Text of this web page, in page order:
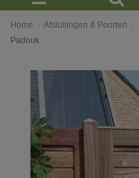
Home Afsluitingen & Poorten
Padouk